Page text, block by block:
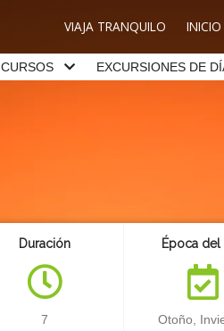
VIAJA TRANQUILO INICIO
CURSOS EXCURSIONES DE
Duración
7
Época del
Otoño,